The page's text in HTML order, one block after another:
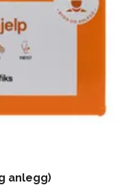
anlegg)